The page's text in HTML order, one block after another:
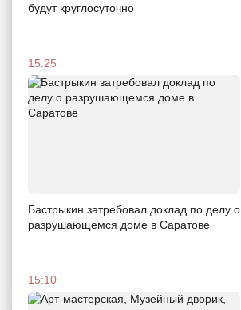
будут круглосуточно
15:25
Бастрыкин затребовал доклад по делу о
разрушающемся доме в Саратове
15:10